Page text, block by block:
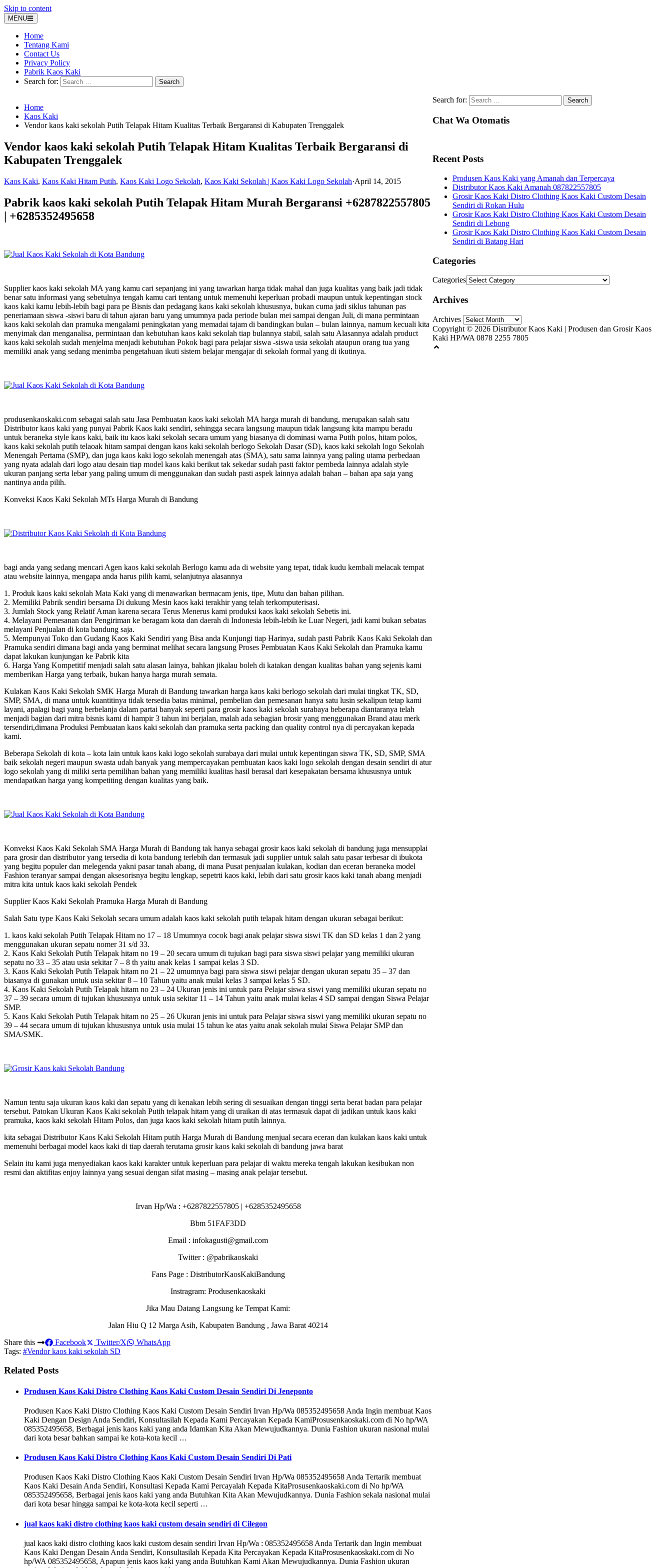
Skip to content
MENU
Home
Tentang Kami
Contact Us
Privacy Policy
Pabrik Kaos Kaki
Search for:
Home
Kaos Kaki
Vendor kaos kaki sekolah Putih Telapak Hitam Kualitas Terbaik Bergaransi di Kabupaten Trenggalek
Vendor kaos kaki sekolah Putih Telapak Hitam Kualitas Terbaik Bergaransi di
Kabupaten Trenggalek
Kaos Kaki, Kaos Kaki Hitam Putih, Kaos Kaki Logo Sekolah, Kaos Kaki Sekolah | Kaos Kaki Logo Sekolah·April 14, 2015
Pabrik kaos kaki sekolah Putih Telapak Hitam Murah Bergaransi +6287822557805
| +6285352495658
Supplier kaos kaki sekolah MA yang kamu cari sepanjang ini yang tawarkan harga tidak mahal dan juga kualitas yang baik jadi tidak
benar satu informasi yang sebetulnya tengah kamu cari tentang untuk memenuhi keperluan probadi maupun untuk kepentingan stock
kaos kaki kamu lebih-lebih bagi para pe Bisnis dan pedagang kaos kaki sekolah khususnya, bukan cuma jadi siklus tahunan pas
peneriamaan siswa -siswi baru di tahun ajaran baru yang umumnya pada periode bulan mei sampai dengan Juli, di mana permintaan
kaos kaki sekolah dan pramuka mengalami peningkatan yang memadai tajam di bandingkan bulan – bulan lainnya, namum kecuali kita
menyimak dan menganalisa, permintaan dan kebutuhan kaos kaki sekolah tiap bulannya stabil, salah satu Alasannya adalah product
kaos kaki sekolah sudah menjelma menjadi kebutuhan Pokok bagi para pelajar siswa -siswa usia sekolah ataupun orang tua yang
memiliki anak yang sedang menimba pengetahuan ikuti sistem belajar mengajar di sekolah formal yang di ikutinya.
produsenkaoskaki.com sebagai salah satu Jasa Pembuatan kaos kaki sekolah MA harga murah di bandung, merupakan salah satu
Distributor kaos kaki yang punyai Pabrik Kaos kaki sendiri, sehingga secara langsung maupun tidak langsung kita mampu beradu
untuk beraneka style kaos kaki, baik itu kaos kaki sekolah secara umum yang biasanya di dominasi warna Putih polos, hitam polos,
kaos kaki sekolah putih telaoak hitam sampai dengan kaos kaki sekolah berlogo Sekolah Dasar (SD), kaos kaki sekolah logo Sekolah
Menengah Pertama (SMP), dan juga kaos kaki logo sekolah menengah atas (SMA), satu sama lainnya yang paling utama perbedaan
yang nyata adalah dari logo atau desain tiap model kaos kaki berikut tak sekedar sudah pasti faktor pembeda lainnya adalah style
ukuran panjang serta lebar yang paling umum di menggunakan dan sudah pasti aspek lainnya adalah bahan – bahan apa saja yang
nantinya anda pilih.
Konveksi Kaos Kaki Sekolah MTs Harga Murah di Bandung
bagi anda yang sedang mencari Agen kaos kaki sekolah Berlogo kamu ada di website yang tepat, tidak kudu kembali melacak tempat
atau website lainnya, mengapa anda harus pilih kami, selanjutnya alasannya
1. Produk kaos kaki sekolah Mata Kaki yang di menawarkan bermacam jenis, tipe, Mutu dan bahan pilihan.
2. Memiliki Pabrik sendiri bersama Di dukung Mesin kaos kaki terakhir yang telah terkomputerisasi.
3. Jumlah Stock yang Relatif Aman karena secara Terus Menerus kami produksi kaos kaki sekolah Sebetis ini.
4. Melayani Pemesanan dan Pengiriman ke beragam kota dan daerah di Indonesia lebih-lebih ke Luar Negeri, jadi kami bukan sebatas
melayani Penjualan di kota bandung saja.
5. Mempunyai Toko dan Gudang Kaos Kaki Sendiri yang Bisa anda Kunjungi tiap Harinya, sudah pasti Pabrik Kaos Kaki Sekolah dan
Pramuka sendiri dimana bagi anda yang berminat melihat secara langsung Proses Pembuatan Kaos Kaki Sekolah dan Pramuka kamu
dapat lakukan kunjungan ke Pabrik kita
6. Harga Yang Kompetitif menjadi salah satu alasan lainya, bahkan jikalau boleh di katakan dengan kualitas bahan yang sejenis kami
memberikan Harga yang terbaik, bukan hanya harga murah semata.
Kulakan Kaos Kaki Sekolah SMK Harga Murah di Bandung tawarkan harga kaos kaki berlogo sekolah dari mulai tingkat TK, SD,
SMP, SMA, di mana untuk kuantitinya tidak tersedia batas minimal, pembelian dan pemesanan hanya satu lusin sekalipun tetap kami
layani, apalagi bagi yang berbelanja dalam partai banyak seperti para grosir kaos kaki sekolah surabaya beberapa diantaranya telah
menjadi bagian dari mitra bisnis kami di hampir 3 tahun ini berjalan, malah ada sebagian brosir yang menggunakan Brand atau merk
tersendiri,dimana Produksi Pembuatan kaos kaki sekolah dan pramuka serta packing dan quality control nya di percayakan kepada
kami.
Beberapa Sekolah di kota – kota lain untuk kaos kaki logo sekolah surabaya dari mulai untuk kepentingan siswa TK, SD, SMP, SMA
baik sekolah negeri maupun swasta udah banyak yang mempercayakan pembuatan kaos kaki logo sekolah dengan desain sendiri di atur
logo sekolah yang di miliki serta pemilihan bahan yang memiliki kualitas hasil berasal dari kesepakatan bersama khususnya untuk
mendapatkan harga yang kompetiting dengan kualitas yang baik.
Konveksi Kaos Kaki Sekolah SMA Harga Murah di Bandung tak hanya sebagai grosir kaos kaki sekolah di bandung juga mensupplai
para grosir dan distributor yang tersedia di kota bandung terlebih dan termasuk jadi supplier untuk salah satu pasar terbesar di ibukota
yang begitu populer dan melegenda yakni pasar tanah abang, di mana Pusat penjualan kulakan, kodian dan eceran beraneka model
Fashion teranyar sampai dengan aksesorisnya begitu lengkap, sepetrti kaos kaki, lebih dari satu grosir kaos kaki tanah abang menjadi
mitra kita untuk kaos kaki sekolah Pendek
Supplier Kaos Kaki Sekolah Pramuka Harga Murah di Bandung
Salah Satu type Kaos Kaki Sekolah secara umum adalah kaos kaki sekolah putih telapak hitam dengan ukuran sebagai berikut:
1. kaos kaki sekolah Putih Telapak Hitam no 17 – 18 Umumnya cocok bagi anak pelajar siswa siswi TK dan SD kelas 1 dan 2 yang
menggunakan ukuran sepatu nomer 31 s/d 33.
2. Kaos Kaki Sekolah Putih Telapak hitam no 19 – 20 secara umum di tujukan bagi para siswa siswi pelajar yang memiliki ukuran
sepatu no 33 – 35 atau usia sekitar 7 – 8 th yaitu anak kelas 1 sampai kelas 3 SD.
3. Kaos Kaki Sekolah Putih Telapak hitam no 21 – 22 umumnya bagi para siswa siswi pelajar dengan ukuran sepatu 35 – 37 dan
biasanya di gunakan untuk usia sekitar 8 – 10 Tahun yaitu anak mulai kelas 3 sampai kelas 5 SD.
4. Kaos Kaki Sekolah Putih Telapak hitam no 23 – 24 Ukuran jenis ini untuk para Pelajar siswa siswi yang memiliki ukuran sepatu no
37 – 39 secara umum di tujukan khususnya untuk usia sekitar 11 – 14 Tahun yaitu anak mulai kelas 4 SD sampai dengan Siswa Pelajar
SMP.
5. Kaos Kaki Sekolah Putih Telapak hitam no 25 – 26 Ukuran jenis ini untuk para Pelajar siswa siswi yang memiliki ukuran sepatu no
39 – 44 secara umum di tujukan khususnya untuk usia mulai 15 tahun ke atas yaitu anak sekolah mulai Siswa Pelajar SMP dan
SMA/SMK.
Namun tentu saja ukuran kaos kaki dan sepatu yang di kenakan lebih sering di sesuaikan dengan tinggi serta berat badan para pelajar
tersebut. Patokan Ukuran Kaos Kaki sekolah Putih telapak hitam yang di uraikan di atas termasuk dapat di jadikan untuk kaos kaki
pramuka, kaos kaki sekolah Hitam Polos, dan juga kaos kaki sekolah hitam putih lainnya.
kita sebagai Distributor Kaos Kaki Sekolah Hitam putih Harga Murah di Bandung menjual secara eceran dan kulakan kaos kaki untuk
memenuhi berbagai model kaos kaki di tiap daerah terutama grosir kaos kaki sekolah di bandung jawa barat
Selain itu kami juga menyediakan kaos kaki karakter untuk keperluan para pelajar di waktu mereka tengah lakukan kesibukan non
resmi dan aktifitas enjoy lainnya yang sesuai dengan sifat masing – masing anak pelajar tersebut.
Irvan Hp/Wa : +6287822557805 | +6285352495658
Bbm 51FAF3DD
Email : infokagusti@gmail.com
Twitter : @pabrikaoskaki
Fans Page : DistributorKaosKakiBandung
Instragram: Produsenkaoskaki
Jika Mau Datang Langsung ke Tempat Kami:
Jalan Hiu Q 12 Marga Asih, Kabupaten Bandung , Jawa Barat 40214
Share this
Facebook Twitter/X
WhatsApp
Tags: #Vendor kaos kaki sekolah SD
Related Posts
Produsen Kaos Kaki Distro Clothing Kaos Kaki Custom Desain Sendiri Di Jeneponto
Produsen Kaos Kaki Distro Clothing Kaos Kaki Custom Desain Sendiri Irvan Hp/Wa 085352495658 Anda Ingin membuat Kaos
Kaki Dengan Design Anda Sendiri, Konsultasilah Kepada Kami Percayakan Kepada KamiProsusenkaoskaki.com di No hp/WA
085352495658, Berbagai jenis kaos kaki yang anda Idamkan Kita Akan Mewujudkannya. Dunia Fashion ukuran nasional mulai
dari kota besar bahkan sampai ke kota-kota kecil …
Produsen Kaos Kaki Distro Clothing Kaos Kaki Custom Desain Sendiri Di Pati
Produsen Kaos Kaki Distro Clothing Kaos Kaki Custom Desain Sendiri Irvan Hp/Wa 085352495658 Anda Tertarik membuat
Kaos Kaki Desain Anda Sendiri, Konsultasi Kepada Kami Percayalah Kepada KitaProsusenkaoskaki.com di No hp/WA
085352495658, Berbagai jenis kaos kaki yang anda Butuhkan Kita Akan Mewujudkannya. Dunia Fashion sekala nasional mulai
dari kota besar hingga sampai ke kota-kota kecil seperti …
jual kaos kaki distro clothing kaos kaki custom desain sendiri di Cilegon
jual kaos kaki distro clothing kaos kaki custom desain sendiri Irvan Hp/Wa : 085352495658 Anda Tertarik dan Ingin membuat
Kaos Kaki Dengan Desain Anda Sendiri, Konsultasilah Kepada Kita Percayakan Kepada KitaProsusenkaoskaki.com di No
hp/WA 085352495658, Apapun jenis kaos kaki yang anda Butuhkan Kami Akan Mewujudkannya. Dunia Fashion ukuran
Search for:
Chat Wa Otomatis
Recent Posts
Produsen Kaos Kaki yang Amanah dan Terpercaya
Distributor Kaos Kaki Amanah 087822557805
Grosir Kaos Kaki Distro Clothing Kaos Kaki Custom Desain
Sendiri di Rokan Hulu
Grosir Kaos Kaki Distro Clothing Kaos Kaki Custom Desain
Sendiri di Lebong
Grosir Kaos Kaki Distro Clothing Kaos Kaki Custom Desain
Sendiri di Batang Hari
Categories
Categories
Archives
Archives
Copyright © 2026 Distributor Kaos Kaki | Produsen dan Grosir Kaos
Kaki HP/WA 0878 2255 7805